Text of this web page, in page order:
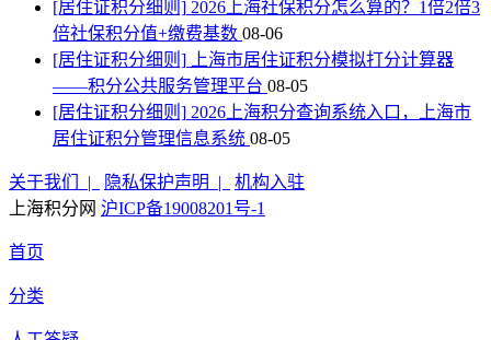
[居住证积分细则] 2026上海社保积分怎么算的？1倍2倍3
倍社保积分值+缴费基数 08-06
[居住证积分细则] 上海市居住证积分模拟打分计算器
——积分公共服务管理平台 08-05
[居住证积分细则] 2026上海积分查询系统入口，上海市
居住证积分管理信息系统 08-05
关于我们 | 隐私保护声明 |
机构入驻
上海积分网 沪ICP备19008201号-1
首页
分类